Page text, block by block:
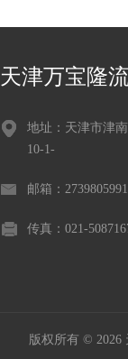
天津万宝隆
地址：天津市津
10-1-
邮箱：
传真：021-
版权所有 ©